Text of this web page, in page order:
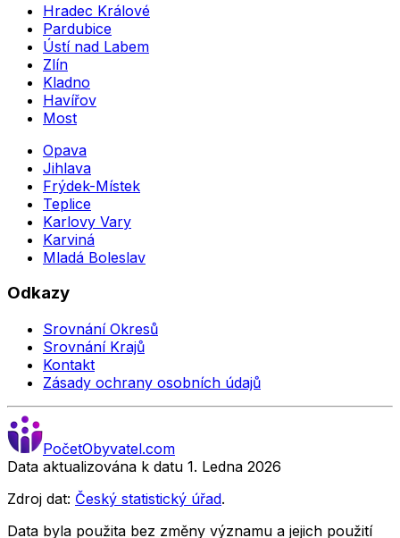
Hradec Králové
Pardubice
Ústí nad Labem
Zlín
Kladno
Havířov
Most
Opava
Jihlava
Frýdek-Místek
Teplice
Karlovy Vary
Karviná
Mladá Boleslav
Odkazy
Srovnání Okresů
Srovnání Krajů
Kontakt
Zásady ochrany osobních údajů
PočetObyvatel.com
Data aktualizována k datu 1. Ledna 2026
Zdroj dat: Český statistický úřad.
Data byla použita bez změny významu a jejich použití